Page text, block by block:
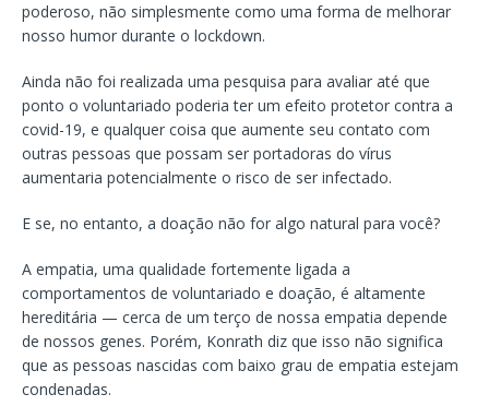
poderoso, não simplesmente como uma forma de melhorar
nosso humor durante o lockdown.
Ainda não foi realizada uma pesquisa para avaliar até que
ponto o voluntariado poderia ter um efeito protetor contra a
covid-19, e qualquer coisa que aumente seu contato com
outras pessoas que possam ser portadoras do vírus
aumentaria potencialmente o risco de ser infectado.
E se, no entanto, a doação não for algo natural para você?
A empatia, uma qualidade fortemente ligada a
comportamentos de voluntariado e doação, é altamente
hereditária — cerca de um terço de nossa empatia depende
de nossos genes. Porém, Konrath diz que isso não significa
que as pessoas nascidas com baixo grau de empatia estejam
condenadas.